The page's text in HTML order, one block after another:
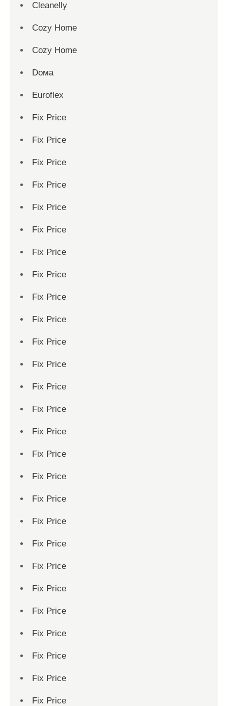
Cleanelly
Cozy Home
Cozy Home
Dома
Euroflex
Fix Price
Fix Price
Fix Price
Fix Price
Fix Price
Fix Price
Fix Price
Fix Price
Fix Price
Fix Price
Fix Price
Fix Price
Fix Price
Fix Price
Fix Price
Fix Price
Fix Price
Fix Price
Fix Price
Fix Price
Fix Price
Fix Price
Fix Price
Fix Price
Fix Price
Fix Price
Fix Price